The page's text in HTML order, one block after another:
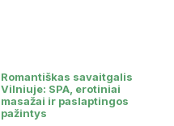
Romantiškas savaitgalis
Vilniuje: SPA, erotiniai
masažai ir paslaptingos
pažintys